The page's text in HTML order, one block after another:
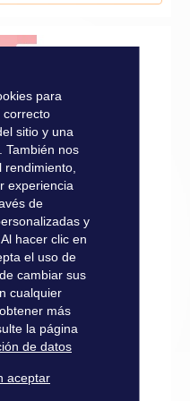
para
correcto
sitio y una
También nos
experiencia
de
y
hacer clic en
el uso de
cambiar sus
cualquier
más
la página
de datos
aceptar